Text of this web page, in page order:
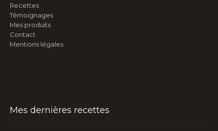
Recettes
Témoignages
Mes produits
Contact
Mentions légales
Mes dernières recettes